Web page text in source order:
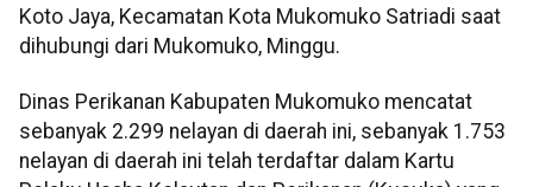
Koto Jaya, Kecamatan Kota Mukomuko Satriadi saat
dihubungi dari Mukomuko, Minggu.
Dinas Perikanan Kabupaten Mukomuko mencatat
sebanyak 2.299 nelayan di daerah ini, sebanyak 1.753
nelayan di daerah ini telah terdaftar dalam Kartu